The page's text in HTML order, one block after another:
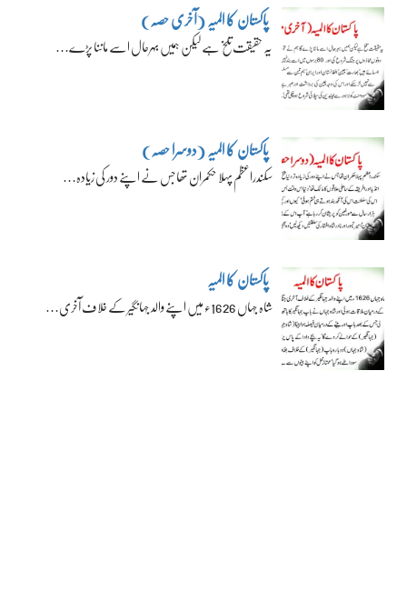
پاکستان کا المیہ (آخری حصہ)
یہ حقیقت تلخ ہے لیکن ہمیں بہرحال اسے ماننا پڑے…
پاکستان کا المیہ (دوسرا حصہ)
سکندراعظم پہلا حکمران تھا جس نے اپنے دور کی زیادہ…
پاکستان کا المیہ
شاہ جہاں 1626ء میں اپنے والد جہانگیر کے خلاف آخری…